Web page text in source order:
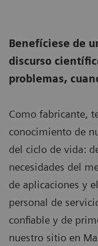
Benefíciese de
discurso
problemas,
Como fabricante,
conocimiento de
del ciclo de vida:
necesidades del
de aplicaciones y
personal de
confiable y de
nuestro sitio en